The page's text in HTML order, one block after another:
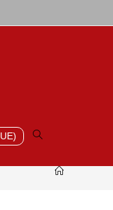
Toggle
website
search